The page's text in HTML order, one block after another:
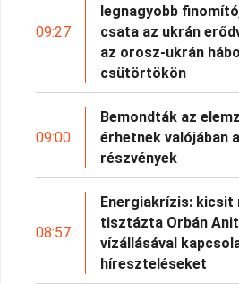
09:27
legnagyobb
csata az ukrán
az orosz-ukrán
csütörtökön
09:00
Bemondták az
érhetnek valójában
részvények
08:57
Energiakrízis: kicsit
tisztázta Orbán
vízállásával
híreszteléseket